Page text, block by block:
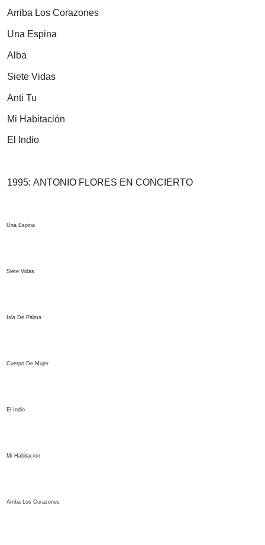
Arriba Los Corazones
Una Espina
Alba
Siete Vidas
Anti Tu
Mi Habitación
El Indio
1995: ANTONIO FLORES EN CONCIERTO
Una Espina
Siete Vidas
Isla De Palma
Cuerpo De Mujer
El Indio
Mi Habitacion
Arriba Los Corazones